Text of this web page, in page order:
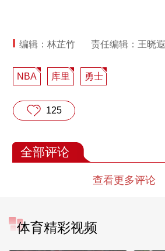
编辑：林芷竹 责任编辑：王晓遐
NBA 库里 勇士
125
全部评论
查看更多评论
体育精彩视频